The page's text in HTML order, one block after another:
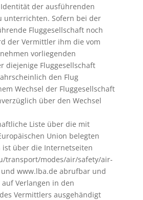
der ausführenden
unterrichten. Sofern bei der
Fluggesellschaft noch
der Vermittler ihm die vom
vorliegenden
diejenige Fluggesellschaft
den Flug
Wechsel der Fluggesellschaft
über den Wechsel
Liste über die mit
Union belegten
ist über die Internetseiten
transport/modes/air/safety/air-
www.lba.de abrufbar und
Verlangen in den
Vermittlers ausgehändigt